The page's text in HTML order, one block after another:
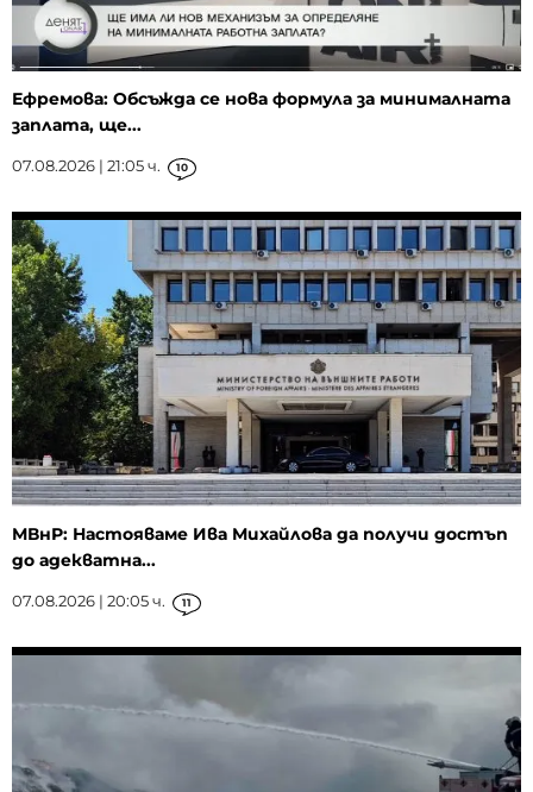
Ефремова: Обсъжда се нова формула за минималната
заплата, ще...
07.08.2026 | 21:05 ч. 10
МВнР: Настояваме Ива Михайлова да получи достъп
до адекватна...
07.08.2026 | 20:05 ч. 11